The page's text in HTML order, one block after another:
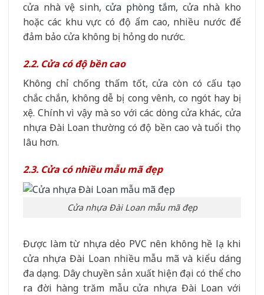
cửa nhà vệ sinh,cửa phòng tắm, cửa nhà kho
hoặc các khu vực có độ ẩm cao, nhiều nước để
đảm bảo cửa không bị hỏng do nước.
2.2. Cửa có độ bền cao
Không chỉ chống thấm tốt, cửa còn có cấu tạo
chắc chắn, không dễ bị cong vênh, co ngót hay bị
xệ. Chính vì vậy mà so với các dòng cửa khác, cửa
nhựa Đài Loan thường có độ bền cao và tuổi thọ
lâu hơn.
2.3. Cửa có nhiều mẫu mã đẹp
Cửa nhựa Đài Loan mẫu mã đẹp
Được làm từ nhựa dẻo PVC nên không hề lạ khi
cửa nhựa Đài Loan nhiều mẫu mã và kiểu dáng
đa dạng. Dây chuyền sản xuất hiện đại có thể cho
ra đời hàng trăm mẫu cửa nhựa Đài Loan với